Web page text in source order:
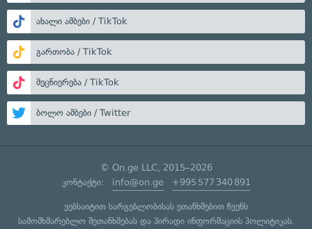
ახალი ამბები / TikTok
გართობა / TikTok
მეცნიერება / TikTok
ბოლო ამბები / Twitter
© On.ge LLC, 2015–2026
კონტაქტი: info@on.ge +995 577 340 891
ვებსაიტით სარგებლობისას ეთანხმებით ჩვენს
სამომხმარებლო შეთანხმებასდა პირადი ინფორმაციის პოლიტიკას.